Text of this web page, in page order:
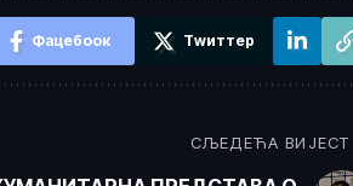
Фацебоок Тwиттер
СЉЕДЕЋА ВИЈЕСТ